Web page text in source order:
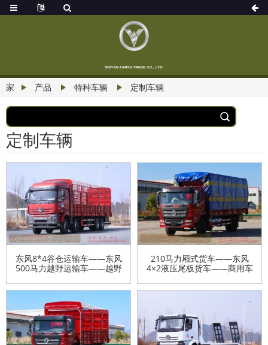
家 产品 特种车辆 定制车辆
定制车辆
东风8*4谷仓运输车——东风
500马力越野运输车——越野
专用车出口制造商
210马力厢式货车——东风
4×2液压尾板货车——商用车
出口制造商